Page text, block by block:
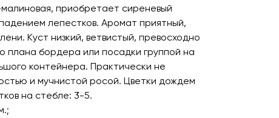
приобретает сиреневый
лепестков. Аромат приятный,
Куст низкий, ветвистый, превосходно
плана бордера или посадки группой на
контейнера. Практически не
и мучнистой росой. Цветки дождем
на стебле: 3-5.